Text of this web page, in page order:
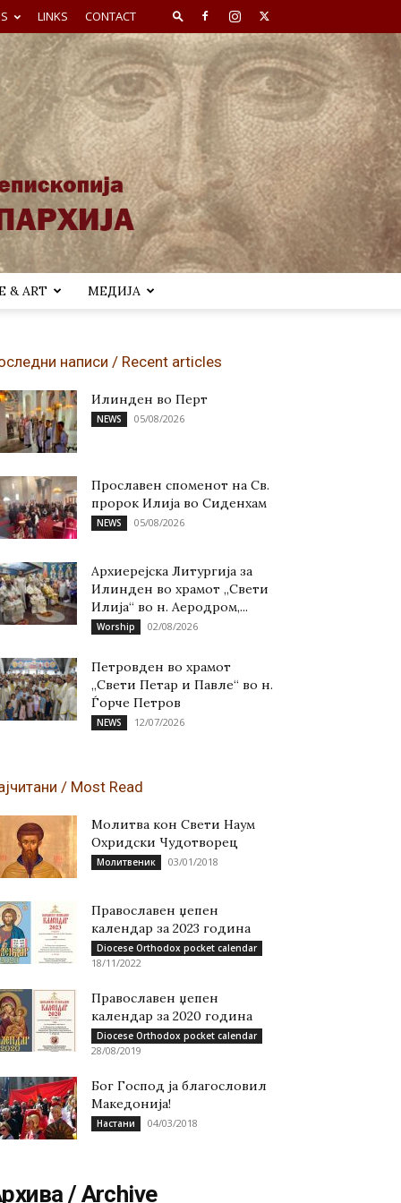
LINKS CONTACT
& ART МЕДИЈА
написи / Recent articles
Илинден во Перт
NEWS 05/08/2026
Прославен споменот на Св.
пророк Илија во Сиденхам
NEWS 05/08/2026
Архиерејска Литургија за
Илинден во храмот „Свети
Илија“ во н. Аеродром,...
Worship 02/08/2026
Петровден во храмот
„Свети Петар и Павле“ во н.
Ѓорче Петров
NEWS 12/07/2026
/ Most Read
Молитва кон Свети Наум
Охридски Чудотворец
Молитвеник 03/01/2018
Православен џепен
календар за 2023 година
Diocese Orthodox pocket calendar
18/11/2022
Православен џепен
календар за 2020 година
Diocese Orthodox pocket calendar
28/08/2019
Бог Господ ја благословил
Македонија!
Настани 04/03/2018
/ Archive